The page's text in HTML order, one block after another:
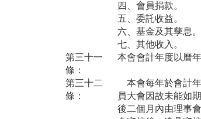
四、會員捐款。
五、委託收益。
六、基金及其孳息。
七、其他收入。
第三十一
條：
本會會計年度以曆
第三十二
條：
本會每年於會計
員大會因故未能如
後二個月內由理事